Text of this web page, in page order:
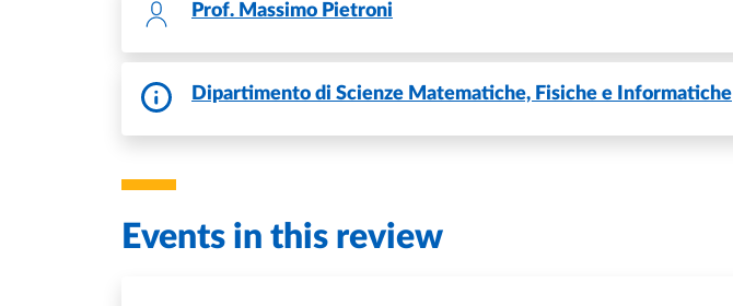
Prof. Massimo Pietroni
Dipartimento di Scienze Matematiche, Fisiche e Informatiche
Events in this review